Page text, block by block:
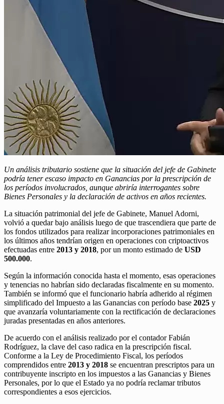
Un análisis tributario sostiene que la situación del jefe de Gabinete
podría tener escaso impacto en Ganancias por la prescripción de
los períodos involucrados, aunque abriría interrogantes sobre
Bienes Personales y la declaración de activos en años recientes.
La situación patrimonial del jefe de Gabinete, Manuel Adorni,
volvió a quedar bajo análisis luego de que trascendiera que parte de
los fondos utilizados para realizar incorporaciones patrimoniales en
los últimos años tendrían origen en operaciones con criptoactivos
efectuadas entre 2013 y 2018, por un monto estimado de USD
500.000.
Según la información conocida hasta el momento, esas operaciones
y tenencias no habrían sido declaradas fiscalmente en su momento.
También se informó que el funcionario habría adherido al régimen
simplificado del Impuesto a las Ganancias con período base 2025 y
que avanzaría voluntariamente con la rectificación de declaraciones
juradas presentadas en años anteriores.
De acuerdo con el análisis realizado por el contador Fabián
Rodríguez, la clave del caso radica en la prescripción fiscal.
Conforme a la Ley de Procedimiento Fiscal, los períodos
comprendidos entre 2013 y 2018 se encuentran prescriptos para un
contribuyente inscripto en los impuestos a las Ganancias y Bienes
Personales, por lo que el Estado ya no podría reclamar tributos
correspondientes a esos ejercicios.